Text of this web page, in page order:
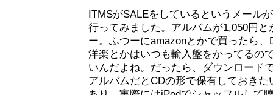
ITMSがSALEをしているというメール
行ってみました。アルバムが1,050円
ー。ふつーにamazonとかで買ったら
洋楽とかはいつも輸入盤をかってるの
いんだよね。だったら、ダウンロード
アルバムだとCDの形で保有しておき